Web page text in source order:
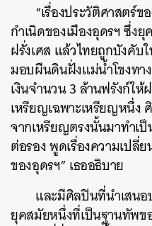
“เรื่องประวัติศาสตร์ข
กำเนิดของเมืองอุดรฯ ซึ่
ฝรั่งเศส แล้วไทยถูกบังคับ
มอบผืนดินฝั่งแม่น้ำโขงทา
เงินจำนวน 3 ล้านฟรังก์ให้
เหรียญเฉพาะเหรียญหนึ่ง
จากเหรียญตรงนั้นมาทำเป็
ต่อรอง พูดเรื่องความเปลี่
ของอุดรฯ” เธออธิบาย
และมีศิลปินที่นำเสนอ
ยุคสมัยหนึ่งที่เป็นฐานทัพข